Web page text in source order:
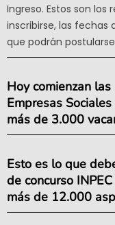
Ingreso. Estos son los
inscribirse, las fechas
que podrán
Hoy comienzan
Empresas
más de 3.000
Esto es lo que
de concurso
más de 12.000